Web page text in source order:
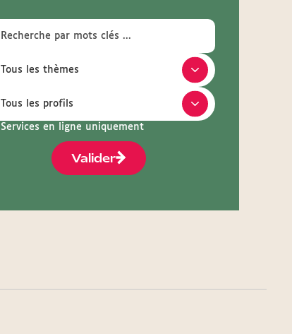
Services en ligne uniquement
Valider